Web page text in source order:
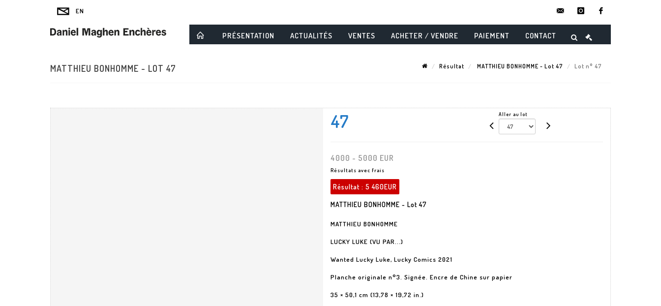
instagram
PRÉSENTATION ACTUALITÉS VENTES ACHETER / VENDRE PAIEMENT CONTACT
MATTHIEU BONHOMME - LOT 47 Résultat MATTHIEU BONHOMME - Lot 47 Lot n° 47
47 Aller au lot
4000 - 5000 EUR
Résultats avec frais
Résultat : 5 460EUR
MATTHIEU BONHOMME - Lot 47
MATTHIEU BONHOMME
LUCKY LUKE (VU PAR...)
Wanted Lucky Luke, Lucky Comics 2021
Planche originale n°3. Signée. Encre de Chine sur papier
35 × 50,1 cm (13,78 × 19,72 in.)